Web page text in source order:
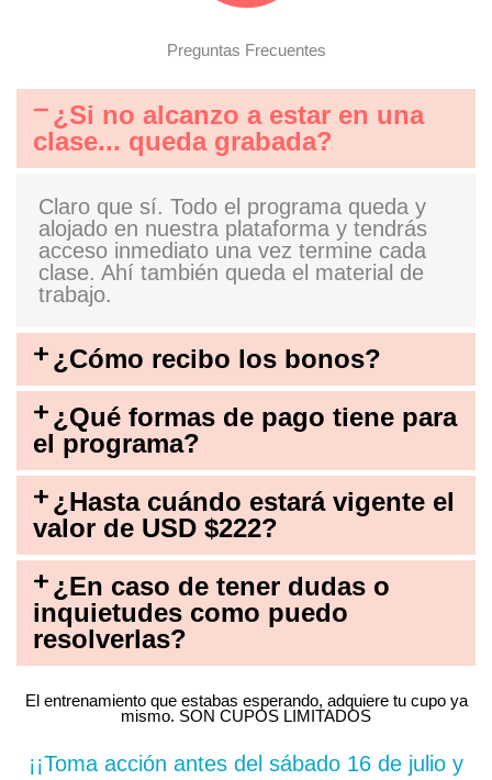
Preguntas Frecuentes
¿Si no alcanzo a estar en una
clase... queda grabada?
Claro que sí. Todo el programa queda y
alojado en nuestra plataforma y tendrás
acceso inmediato una vez termine cada
clase. Ahí también queda el material de
trabajo.
¿Cómo recibo los bonos?
¿Qué formas de pago tiene para
el programa?
¿Hasta cuándo estará vigente el
valor de USD $222?
¿En caso de tener dudas o
inquietudes como puedo
resolverlas?
El entrenamiento que estabas esperando, adquiere tu cupo ya
mismo. SON CUPOS LIMITADOS
¡¡Toma acción antes del sábado 16 de julio y